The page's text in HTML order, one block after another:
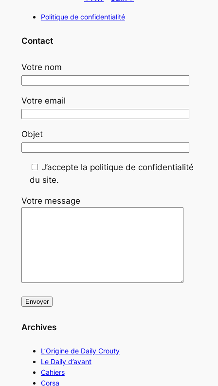
Politique de confidentialité
Contact
Votre nom
Votre email
Objet
J’accepte la politique de confidentialité
du site.
Votre message
Archives
L’Origine de Daily Crouty
Le Daily d’avant
Cahiers
Corsa